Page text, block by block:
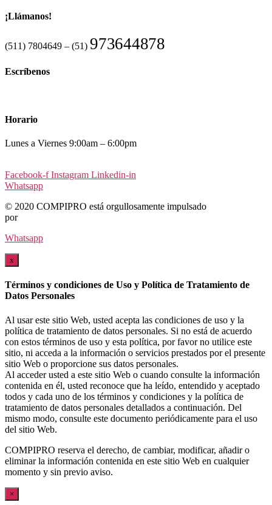
¡Llámanos!
(511) 7804649 – (51) 973644878
Escríbenos
Horario
Lunes a Viernes 9:00am – 6:00pm
Facebook-f Instagram Linkedin-in
Whatsapp
© 2020 COMPIPRO está orgullosamente impulsado
por
Whatsapp
x
Términos y condiciones de Uso y Política de Tratamiento de
Datos Personales
Al usar este sitio Web, usted acepta las condiciones de uso y la
política de tratamiento de datos personales. Si no está de acuerdo
con estos términos de uso y esta política, por favor no utilice este
sitio, ni acceda a la información o servicios prestados por el presente
sitio Web o proporcione sus datos personales.
Al acceder usted a este sitio Web o cuando consulte la información
contenida en él, usted reconoce que ha leído, entendido y aceptado
todos y cada uno de los términos y condiciones y la política de
tratamiento de datos personales detallados a continuación. Del
mismo modo, consulte este documento periódicamente para el uso
del sitio Web.
COMPIPRO reserva el derecho, de cambiar, modificar, añadir o
eliminar la información contenida en este sitio Web en cualquier
momento y sin previo aviso.
×